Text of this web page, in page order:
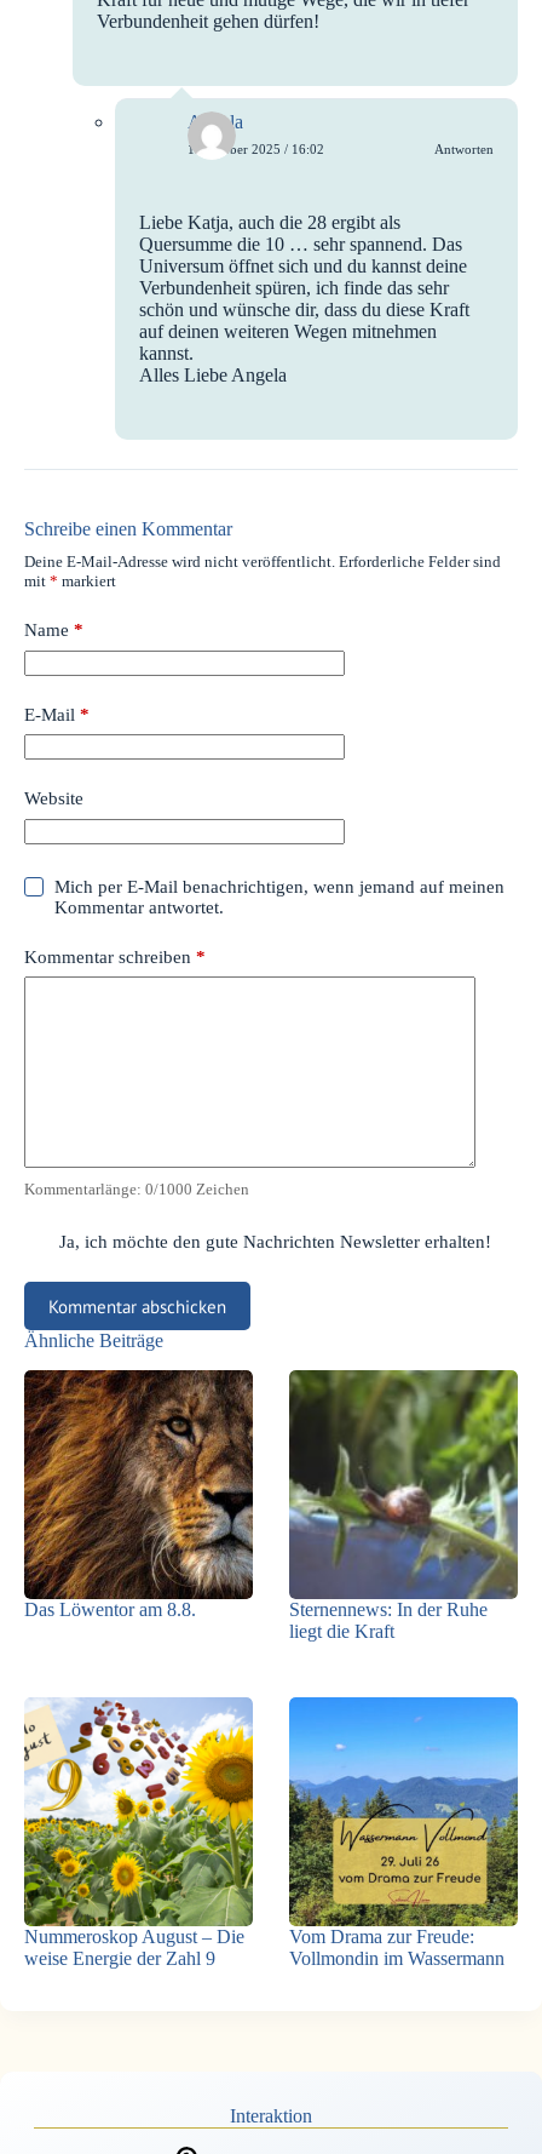
Verbundenheit gehen dürfen!
Angela
1. Oktober 2025 / 16:02 Antworten
Liebe Katja, auch die 28 ergibt als
Quersumme die 10 … sehr spannend. Das
Universum öffnet sich und du kannst deine
Verbundenheit spüren, ich finde das sehr
schön und wünsche dir, dass du diese Kraft
auf deinen weiteren Wegen mitnehmen
kannst.
Alles Liebe Angela
Schreibe einen Kommentar
Deine E-Mail-Adresse wird nicht veröffentlicht. Erforderliche Felder sind
mit * markiert
Name *
E-Mail *
Website
Mich per E-Mail benachrichtigen, wenn jemand auf meinen
Kommentar antwortet.
Kommentar schreiben *
Kommentarlänge: 0/1000 Zeichen
Ja, ich möchte den gute Nachrichten Newsletter erhalten!
Kommentar abschicken
Ähnliche Beiträge
Das Löwentor am 8.8.
Sternennews: In der Ruhe
liegt die Kraft
Nummeroskop August – Die
weise Energie der Zahl 9
Vom Drama zur Freude:
Vollmondin im Wassermann
Interaktion